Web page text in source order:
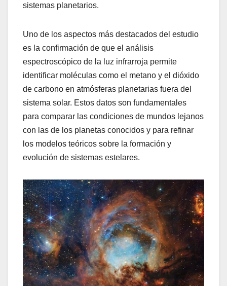
sistemas planetarios.
Uno de los aspectos más destacados del estudio
es la confirmación de que el análisis
espectroscópico de la luz infrarroja permite
identificar moléculas como el metano y el dióxido
de carbono en atmósferas planetarias fuera del
sistema solar. Estos datos son fundamentales
para comparar las condiciones de mundos lejanos
con las de los planetas conocidos y para refinar
los modelos teóricos sobre la formación y
evolución de sistemas estelares.